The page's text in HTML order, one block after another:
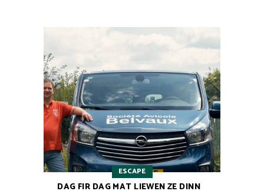
ESCAPE
DAG FIR DAG MAT LIEWEN ZE DINN